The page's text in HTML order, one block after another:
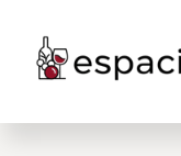
contenido